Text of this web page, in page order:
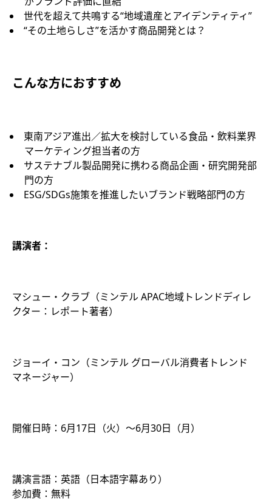
世代を超えて共鳴する“地域遺産とアイデンティティ”
“その土地らしさ”を活かす商品開発とは？
こんな方におすすめ
東南アジア進出／拡大を検討している食品・飲料業界
マーケティング担当者の方
サステナブル製品開発に携わる商品企画・研究開発部
門の方
ESG/SDGs施策を推進したいブランド戦略部門の方
講演者：
マシュー・クラブ（ミンテル APAC地域トレンドディレ
クター：レポート著者）
ジョーイ・コン（ミンテル グローバル消費者トレンド
マネージャー）
開催日時：6月17日（火）～6月30日（月）
講演言語：英語（日本語字幕あり）
参加費：無料